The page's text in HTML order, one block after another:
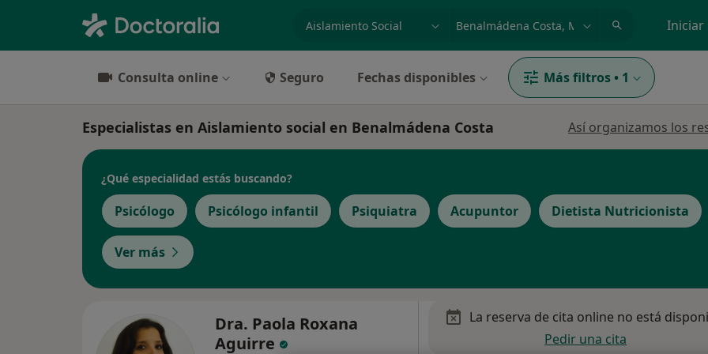
especialidad, enfermedad o nombre
p. ej. Madrid Iniciar
Consulta online Seguro Fechas disponibles Más filtros • 1
Especialistas en Aislamiento social en Benalmádena Costa Así organizamos los
¿Qué especialidad estás buscando?
Psicólogo Psicólogo infantil Psiquiatra Acupuntor Dietista Nutricionista
Ver más
Dra. Paola Roxana
Aguirre
La reserva de cita online no está
Pedir una cita